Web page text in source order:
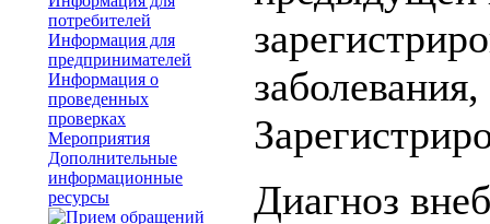
потребителей
Информация для
предпринимателей
Информация о
проведенных
проверках
Мероприятия
Дополнительные
информационные
ресурсы
Диагноз